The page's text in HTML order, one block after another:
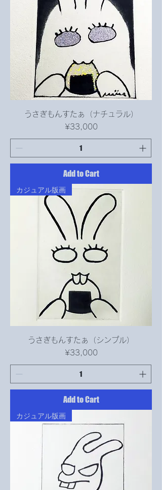
うさぎもんすたぁ（ナチュラル）
Price
¥33,000
Add to Cart
カジュアル版画
うさぎもんすたぁ（シンプル）
Price
¥33,000
Add to Cart
カジュアル版画